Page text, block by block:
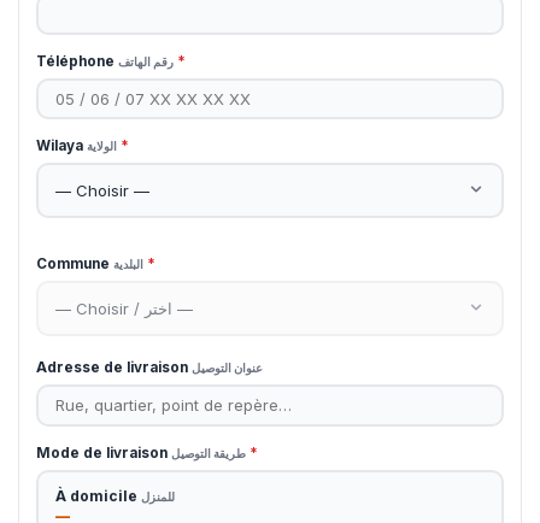
Téléphone رقم الهاتف *
Wilaya الولاية *
Commune البلدية *
Adresse de livraison عنوان التوصيل
Mode de livraison طريقة التوصيل *
À domicile للمنزل
—